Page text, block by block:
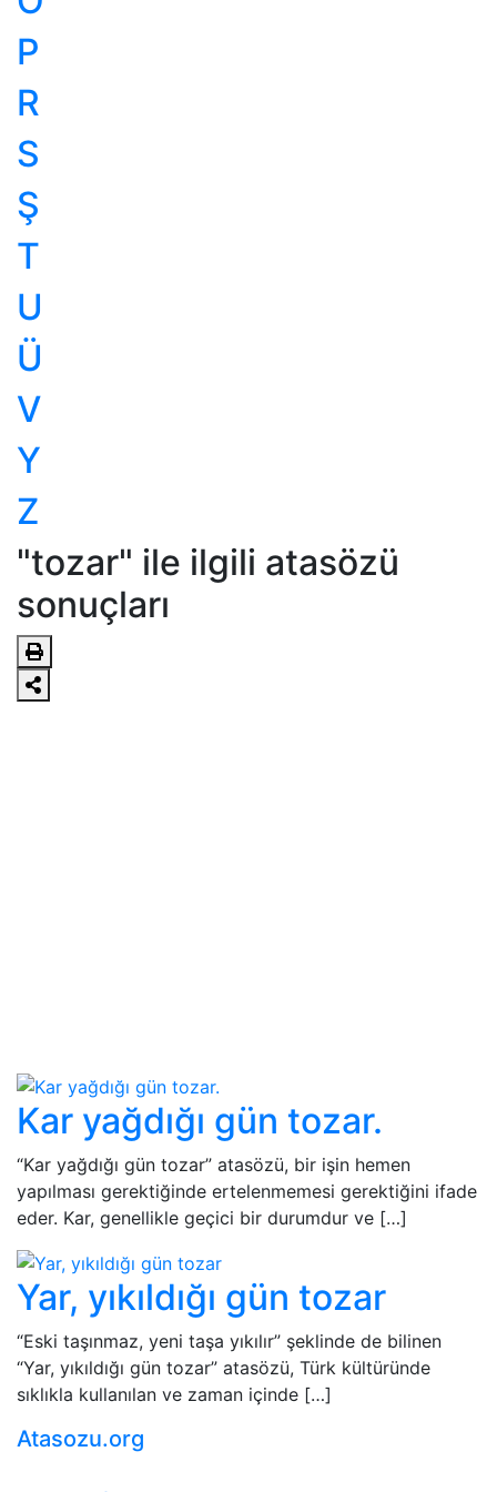
P
R
S
Ş
T
U
Ü
V
Y
Z
"tozar" ile ilgili atasözü
sonuçları
Kar yağdığı gün tozar.
“Kar yağdığı gün tozar” atasözü, bir işin hemen
yapılması gerektiğinde ertelenmemesi gerektiğini ifade
eder. Kar, genellikle geçici bir durumdur ve […]
Yar, yıkıldığı gün tozar
“Eski taşınmaz, yeni taşa yıkılır” şeklinde de bilinen
“Yar, yıkıldığı gün tozar” atasözü, Türk kültüründe
sıklıkla kullanılan ve zaman içinde […]
Atasozu.org